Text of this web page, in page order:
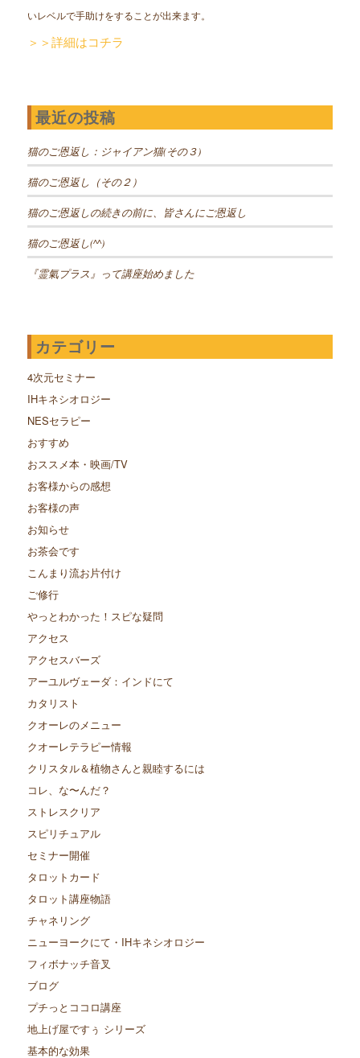
いレベルで手助けをすることが出来ます。
＞＞詳細はコチラ
最近の投稿
猫のご恩返し：ジャイアン猫(その３)
猫のご恩返し（その２）
猫のご恩返しの続きの前に、皆さんにご恩返し
猫のご恩返し(^^)
『霊氣プラス』って講座始めました
カテゴリー
4次元セミナー
IHキネシオロジー
NESセラピー
おすすめ
おススメ本・映画/TV
お客様からの感想
お客様の声
お知らせ
お茶会です
こんまり流お片付け
ご修行
やっとわかった！スピな疑問
アクセス
アクセスバーズ
アーユルヴェーダ：インドにて
カタリスト
クオーレのメニュー
クオーレテラピー情報
クリスタル＆植物さんと親睦するには
コレ、な〜んだ？
ストレスクリア
スピリチュアル
セミナー開催
タロットカード
タロット講座物語
チャネリング
ニューヨークにて・IHキネシオロジー
フィボナッチ音叉
ブログ
プチっとココロ講座
地上げ屋ですぅ シリーズ
基本的な効果